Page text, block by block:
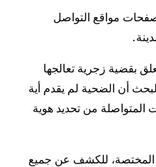
صفحات مواقع التواصل
بقضية زجرية تعالجها
أن الضحية لم يقدم أية
المتواصلة من تحديد هوية
المختصة، للكشف عن جميع